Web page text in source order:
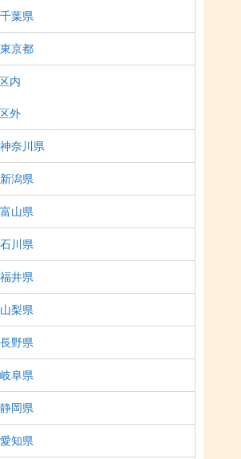
千葉県
東京都
内
外
神奈川県
新潟県
富山県
石川県
福井県
山梨県
長野県
岐阜県
静岡県
愛知県